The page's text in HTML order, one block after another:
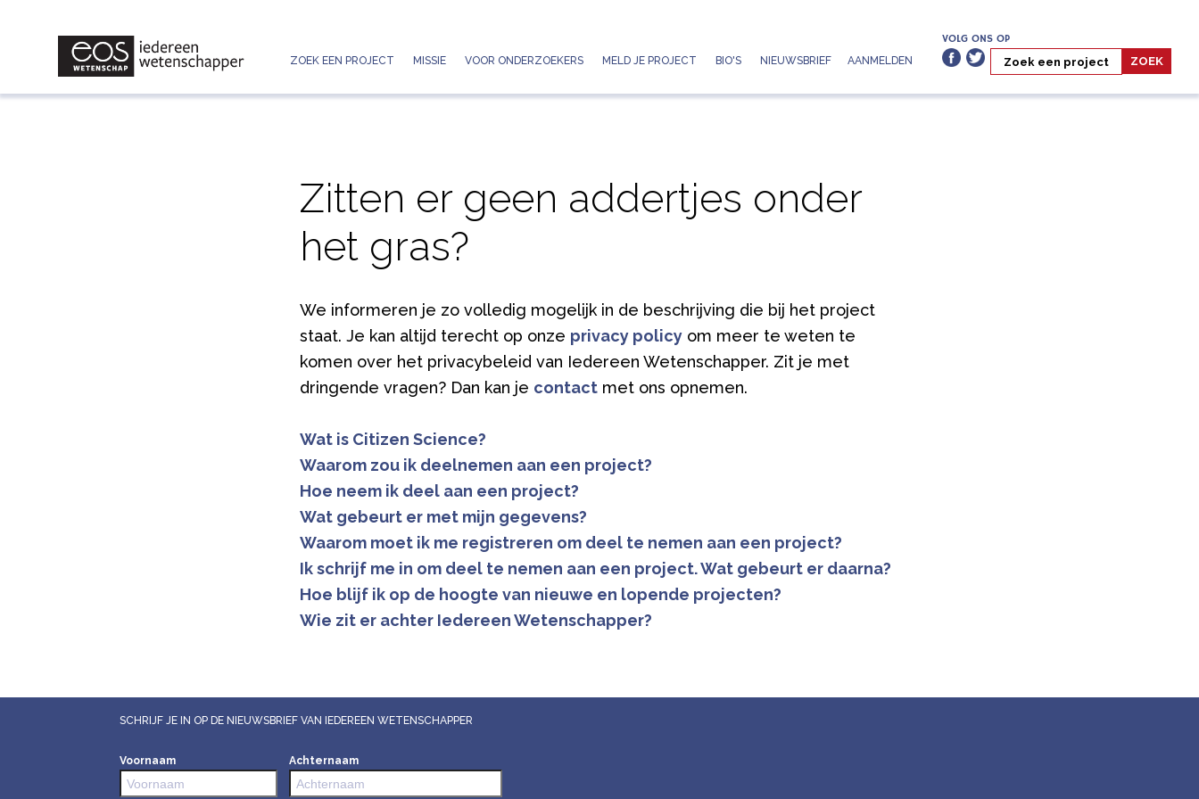
ZOEK EEN PROJECT MISSIE VOOR ONDERZOEKERS MELD JE PROJECT BIO'S NIEUWSBRIEF AANMELDEN
VOLG ONS OP
Zitten er geen addertjes onder
het gras?
We informeren je zo volledig mogelijk in de beschrijving die bij het project
staat. Je kan altijd terecht op onze privacy policyom meer te weten te
komen over het privacybeleid van Iedereen Wetenschapper. Zit je met
dringende vragen? Dan kan je contactmet ons opnemen.
Wat is Citizen Science?
Waarom zou ik deelnemen aan een project?
Hoe neem ik deel aan een project?
Wat gebeurt er met mijn gegevens?
Waarom moet ik me registreren om deel te nemen aan een project?
Ik schrijf me in om deel te nemen aan een project. Wat gebeurt er daarna?
Hoe blijf ik op de hoogte van nieuwe en lopende projecten?
Wie zit er achter Iedereen Wetenschapper?
SCHRIJF JE IN OP DE NIEUWSBRIEF VAN IEDEREEN WETENSCHAPPER
Voornaam Achternaam